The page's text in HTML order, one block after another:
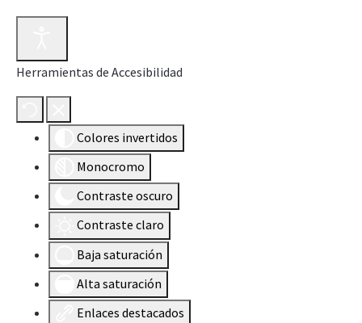
Herramientas de Accesibilidad
Colores invertidos
Monocromo
Contraste oscuro
Contraste claro
Baja saturación
Alta saturación
Enlaces destacados